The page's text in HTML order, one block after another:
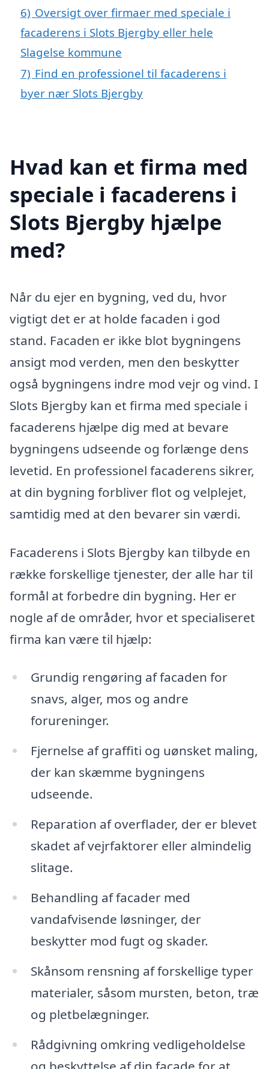
6) Oversigt over firmaer med speciale i
facaderens i Slots Bjergby eller hele
Slagelse kommune
7) Find en professionel til facaderens i
byer nær Slots Bjergby
Hvad kan et firma med
speciale i facaderens i
Slots Bjergby hjælpe
med?
Når du ejer en bygning, ved du, hvor
vigtigt det er at holde facaden i god
stand. Facaden er ikke blot bygningens
ansigt mod verden, men den beskytter
også bygningens indre mod vejr og vind. I
Slots Bjergby kan et firma med speciale i
facaderens hjælpe dig med at bevare
bygningens udseende og forlænge dens
levetid. En professionel facaderens sikrer,
at din bygning forbliver flot og velplejet,
samtidig med at den bevarer sin værdi.
Facaderens i Slots Bjergby kan tilbyde en
række forskellige tjenester, der alle har til
formål at forbedre din bygning. Her er
nogle af de områder, hvor et specialiseret
firma kan være til hjælp:
Grundig rengøring af facaden for
snavs, alger, mos og andre
forureninger.
Fjernelse af graffiti og uønsket maling,
der kan skæmme bygningens
udseende.
Reparation af overflader, der er blevet
skadet af vejrfaktorer eller almindelig
slitage.
Behandling af facader med
vandafvisende løsninger, der
beskytter mod fugt og skader.
Skånsom rensning af forskellige typer
materialer, såsom mursten, beton, træ
og pletbelægninger.
Rådgivning omkring vedligeholdelse